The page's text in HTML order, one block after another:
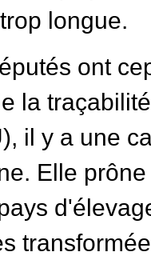
longue.
ont
la
il y a une
Elle